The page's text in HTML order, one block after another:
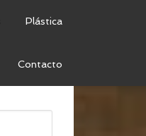
Plástica
Contacto